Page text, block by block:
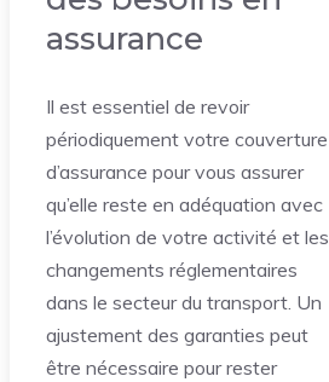
assurance
Il est essentiel de revoir
périodiquement votre couverture
d’assurance pour vous assurer
qu’elle reste en adéquation avec
l’évolution de votre activité et les
changements réglementaires
dans le secteur du transport. Un
ajustement des garanties peut
être nécessaire pour rester